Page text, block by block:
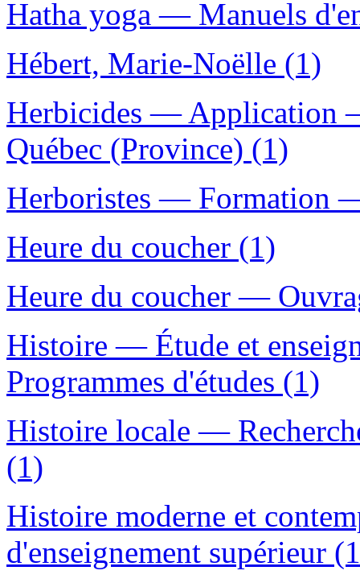
Hatha yoga — Manuels
Hébert, Marie-Noëlle (1)
Herbicides — Application
Québec (Province) (1)
Herboristes — Formation
Heure du coucher (1)
Heure du coucher —
Histoire — Étude et
Programmes d'études (1)
Histoire locale —
(1)
Histoire moderne et
d'enseignement supérieur